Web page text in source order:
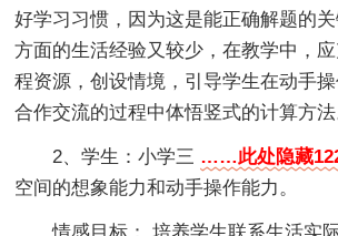
好学习习惯，因为这是能正确解题的
方面的生活经验又较少，在教学中，
程资源，创设情境，引导学生在动手操
合作交流的过程中体悟竖式的计算方法
2、学生：小学三 ……此处隐藏
空间的想象能力和动手操作能力。